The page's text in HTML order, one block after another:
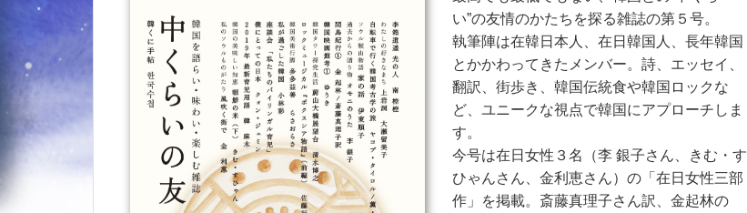
い”の友情のかたちを探る雑誌の第５号。
執筆陣は在韓日本人、在日韓国人、長年韓国
とかかわってきたメンバー。詩、エッセイ、
翻訳、街歩き、韓国伝統食や韓国ロックな
ど、ユニークな視点で韓国にアプローチしま
す。
今号は在日女性３名（李 銀子さん、きむ・す
ひゃんさん、金利恵さん）の「在日女性三部
作」を掲載。斎藤真理子さん訳、金起林の